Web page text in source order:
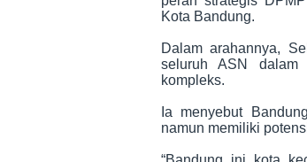
Kota Bandung.
Dalam arahannya,
seluruh ASN dalam
kompleks.
Ia menyebut
namun memiliki